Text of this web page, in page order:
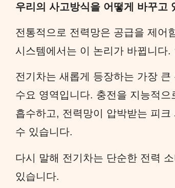
우리의 사고방식을 어떻게 바꾸고
전통적으로 전력망은 공급을 제어
시스템에서는 이 논리가 바뀝니다
전기차는 새롭게 등장하는 가장
수요 영역입니다. 충전을 지능적
흡수하고, 전력망이 압박받는 피
수 있습니다.
다시 말해 전기차는 단순한 전력
있습니다.